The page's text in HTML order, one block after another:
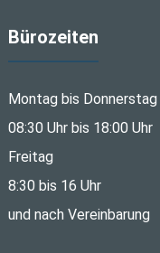
Bürozeiten
Montag bis Donnerstag
08:30 Uhr bis 18:00 Uhr
Freitag
8:30 bis 16 Uhr
und nach Vereinbarung